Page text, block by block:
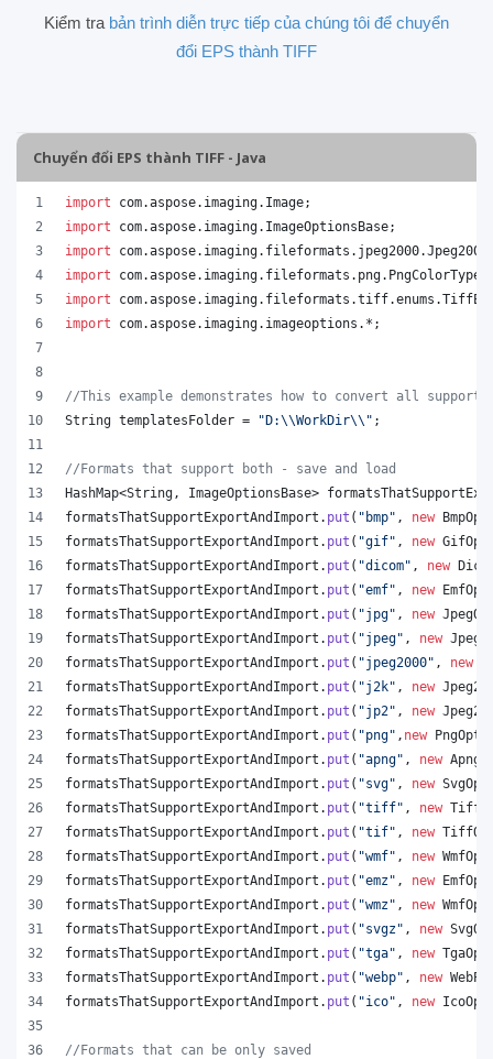
Kiểm tra bản trình diễn trực tiếp của chúng tôi để chuyển
đổi EPS thành TIFF
Chuyển đổi EPS thành TIFF - Java
import com.aspose. imaging. Image;
import
com.aspose. imaging. ImageOptionsBase;
import
com.aspose. imaging. fileformats . jpeg2000.
import
com.aspose. imaging. fileformats . png. PngColorType
import
com.aspose. imaging. fileformats .tiff.enums .
import
com.aspose. imaging. imageoptions .*;
//This example demonstrates how to convert all
String templatesFolder = "D:\\WorkDir\\ " ;
//Formats that support both - save and load
HashMap<String , ImageOptionsBase>
formatsThatSupportExportAndImport . put ( "bmp" , new
formatsThatSupportExportAndImport . put ( "gif" , new
formatsThatSupportExportAndImport . put ( "dicom" , new
formatsThatSupportExportAndImport . put ( "emf" , new
formatsThatSupportExportAndImport . put ( "jpg" , new
formatsThatSupportExportAndImport . put ( "jpeg" , new
formatsThatSupportExportAndImport . put ( "jpeg2000" , new
formatsThatSupportExportAndImport . put ( "j2k" , new
formatsThatSupportExportAndImport . put ( "jp2" , new
formatsThatSupportExportAndImport . put ( "png" , new
formatsThatSupportExportAndImport . put ( "apng" , new
formatsThatSupportExportAndImport . put ( "svg" , new
formatsThatSupportExportAndImport . put ( "tiff" , new
formatsThatSupportExportAndImport . put ( "tif" , new
formatsThatSupportExportAndImport . put ( "wmf" , new
formatsThatSupportExportAndImport . put ( "emz" , new
formatsThatSupportExportAndImport . put ( "wmz" , new
formatsThatSupportExportAndImport . put ( "svgz" , new
formatsThatSupportExportAndImport . put ( "tga" , new
formatsThatSupportExportAndImport . put ( "webp" , new
formatsThatSupportExportAndImport . put ( "ico" , new
//Formats that can be only saved